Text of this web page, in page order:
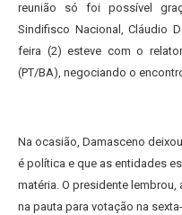
reunião só foi possível
Sindifisco Nacional, Cláudio
feira (2) esteve com o
(PT/BA), negociando o
Na ocasião, Damasceno
é política e que as entidades
matéria. O presidente lembrou,
na pauta para votação na